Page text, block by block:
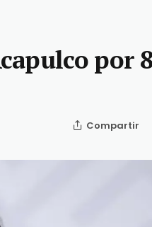
por
Compartir